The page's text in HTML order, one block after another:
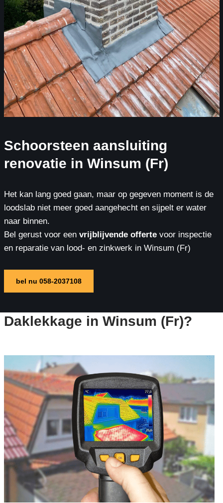
Schoorsteen aansluiting
renovatie in Winsum (Fr)
Het kan lang goed gaan, maar op gegeven moment is de
loodslab niet meer goed aangehecht en sijpelt er water
naar binnen.
Bel gerust voor eenvrijblijvende offertevoor inspectie
en reparatie van lood- en zinkwerk in Winsum (Fr)
bel nu 058-2037108
Daklekkage in Winsum (Fr)?